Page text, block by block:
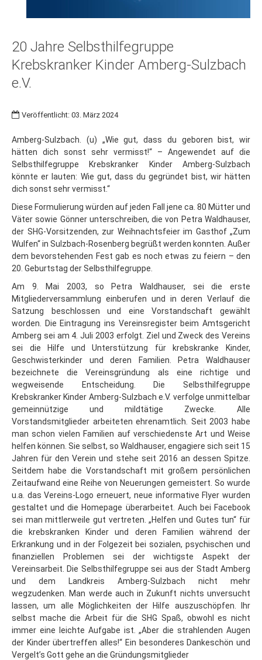
20 Jahre Selbsthilfegruppe
Krebskranker Kinder Amberg-Sulzbach
e.V.
Veröffentlicht: 03. März 2024
Amberg-Sulzbach. (u) „Wie gut, dass du geboren bist, wir
hätten dich sonst sehr vermisst!“ – Angewendet auf die
Selbsthilfegruppe Krebskranker Kinder Amberg-Sulzbach
könnte er lauten: Wie gut, dass du gegründet bist, wir hätten
dich sonst sehr vermisst.“
Diese Formulierung würden auf jeden Fall jene ca. 80 Mütter und
Väter sowie Gönner unterschreiben, die von Petra Waldhauser,
der SHG-Vorsitzenden, zur Weihnachtsfeier im Gasthof „Zum
Wulfen“ in Sulzbach-Rosenberg begrüßt werden konnten. Außer
dem bevorstehenden Fest gab es noch etwas zu feiern – den
20. Geburtstag der Selbsthilfegruppe.
Am 9. Mai 2003, so Petra Waldhauser, sei die erste
Mitgliederversammlung einberufen und in deren Verlauf die
Satzung beschlossen und eine Vorstandschaft gewählt
worden. Die Eintragung ins Vereinsregister beim Amtsgericht
Amberg sei am 4. Juli 2003 erfolgt. Ziel und Zweck des Vereins
sei die Hilfe und Unterstützung für krebskranke Kinder,
Geschwisterkinder und deren Familien. Petra Waldhauser
bezeichnete die Vereinsgründung als eine richtige und
wegweisende Entscheidung. Die Selbsthilfegruppe
Krebskranker Kinder Amberg-Sulzbach e.V. verfolge unmittelbar
gemeinnützige und mildtätige Zwecke. Alle
Vorstandsmitglieder arbeiteten ehrenamtlich. Seit 2003 habe
man schon vielen Familien auf verschiedenste Art und Weise
helfen können. Sie selbst, so Waldhauser, engagiere sich seit 15
Jahren für den Verein und stehe seit 2016 an dessen Spitze.
Seitdem habe die Vorstandschaft mit großem persönlichen
Zeitaufwand eine Reihe von Neuerungen gemeistert. So wurde
u.a. das Vereins-Logo erneuert, neue informative Flyer wurden
gestaltet und die Homepage überarbeitet. Auch bei Facebook
sei man mittlerweile gut vertreten. „Helfen und Gutes tun“ für
die krebskranken Kinder und deren Familien während der
Erkrankung und in der Folgezeit bei sozialen, psychischen und
finanziellen Problemen sei der wichtigste Aspekt der
Vereinsarbeit. Die Selbsthilfegruppe sei aus der Stadt Amberg
und dem Landkreis Amberg-Sulzbach nicht mehr
wegzudenken. Man werde auch in Zukunft nichts unversucht
lassen, um alle Möglichkeiten der Hilfe auszuschöpfen. Ihr
selbst mache die Arbeit für die SHG Spaß, obwohl es nicht
immer eine leichte Aufgabe ist. „Aber die strahlenden Augen
der Kinder übertreffen alles!“ Ein besonderes Dankeschön und
Vergelt’s Gott gehe an die Gründungsmitglieder